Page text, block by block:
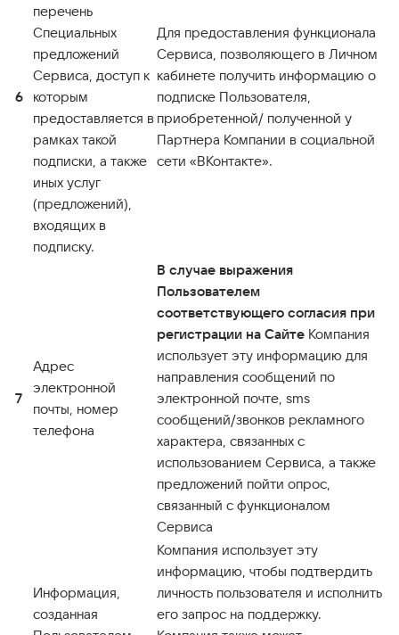
6
перечень
Специальных
предложений
Сервиса, доступ к
которым
предоставляется в
рамках такой
подписки, а также
иных услуг
(предложений),
входящих в
подписку.
Для предоставления функционала
Сервиса, позволяющего в Личном
кабинете получить информацию о
подписке Пользователя,
приобретенной/ полученной у
Партнера Компании в социальной
сети «ВКонтакте».
7
Адрес
электронной
почты, номер
телефона
В случае выражения
Пользователем
соответствующего согласия при
регистрации на Сайте Компания
использует эту информацию для
направления сообщений по
электронной почте, sms
сообщений/звонков рекламного
характера, связанных с
использованием Сервиса, а также
предложений пойти опрос,
связанный с функционалом
Сервиса
Информация,
созданная
Компания использует эту
информацию, чтобы подтвердить
личность пользователя и исполнить
его запрос на поддержку.